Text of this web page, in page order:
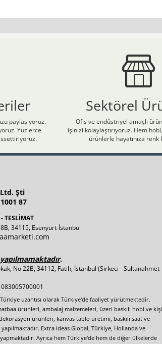
paylaşıyoruz.
Yüzlerce
Sektörel
Ofis ve endüstriyel amaçlı
işinizi kolaylaştırıyoruz. Hem
ürünlerle hayatınıza renk
Şti
87
TESLİMAT
34115, Esenyurt-İstanbul
yapılmamaktadır.
No 22B, 34112, Fatih, İstanbul (Sirkeci - Sultanahmet
uzantısı olarak Türkiye'de faaliyet yürütmektedir.
ürünleri, ambalaj malzemeleri, üzeri baskılı hobi ve
ürünleri, kanvas tablo üretimi, baskılı saat ve
Extra Ideas Global, Türkiye, Hollanda ve
Ayrıca hem Türkiye'de hem de diğer ülkelerde